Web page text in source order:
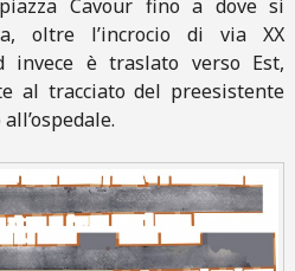
Cavour fino a dove si
oltre l’incrocio di via XX
invece è traslato verso Est,
al tracciato del preesistente